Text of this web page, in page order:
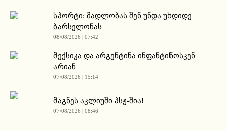
სპორტი: მადლობას შენ უნდა უხდიდე
ბარსელონას
08/08/2026 | 07:42
მექსიკა და არგენტინა ინფანტინოსკენ
არიან
07/08/2026 | 15:14
მაგნეს აკლიუში პსჟ-შია!
07/08/2026 | 08:46